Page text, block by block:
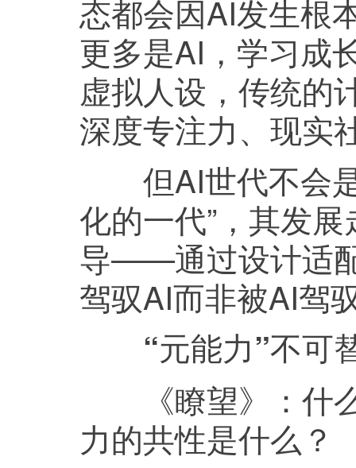
态都会因AI发生根
更多是AI，学习成
虚拟人设，传统的
深度专注力、现实
但AI世代不会是
化的一代”，其发
导——通过设计适
驾驭AI而非被AI驾
“元能力”不可
《瞭望》： 什
力的共性是什么？